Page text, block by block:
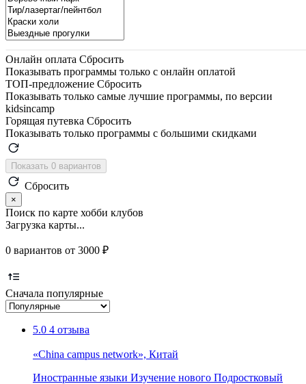
Онлайн оплата Сбросить
Показывать программы только с онлайн оплатой
ТОП-предложение Сбросить
Показывать только самые лучшие программы, по версии
kidsincamp
Горящая путевка Сбросить
Показывать только программы с большими скидками
Показать 0 вариантов
Сбросить
×
Поиск по карте хобби клубов
Загрузка карты...
0 вариантов от 3000 ₽
Сначала популярные
5.0 4 отзыва
«Сhina campus network», Китай
Иностранные языки Изучение нового Подростковый